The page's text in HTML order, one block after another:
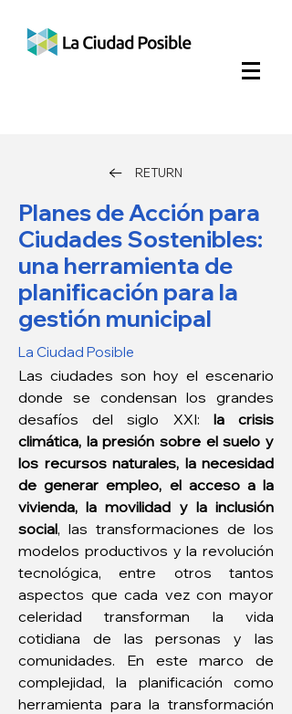
RETURN
Planes de Acción para
Ciudades Sostenibles:
una herramienta de
planificación para la
gestión municipal
La Ciudad Posible
Las ciudades son hoy el escenario
donde se condensan los grandes
desafíos del siglo XXI: la crisis
climática, la presión sobre el suelo y
los recursos naturales, la necesidad
de generar empleo, el acceso a la
vivienda, la movilidad y la inclusión
social, las transformaciones de los
modelos productivos y la revolución
tecnológica, entre otros tantos
aspectos que cada vez con mayor
celeridad transforman la vida
cotidiana de las personas y las
comunidades. En este marco de
complejidad, la planificación como
herramienta para la transformación